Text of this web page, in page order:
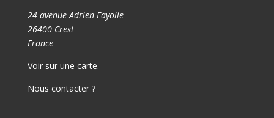
24 avenue Adrien Fayolle
26400 Crest
France
Voir sur une carte.
Nous contacter ?